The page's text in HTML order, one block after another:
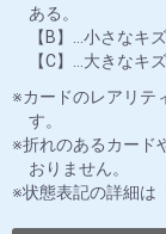
ある。
【B】…小さなキ
【C】…大きなキ
カードのレアリテ
す。
折れのあるカード
おりません。
状態表記の詳細は